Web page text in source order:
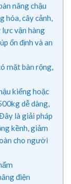
nâng chậu
hóa, cây cảnh,
lực vận hàng
ổn định và an
mặt bàn rộng,
kiểng hoặc
dễ dàng,
là giải pháp
kềnh, giảm
cho người
điện